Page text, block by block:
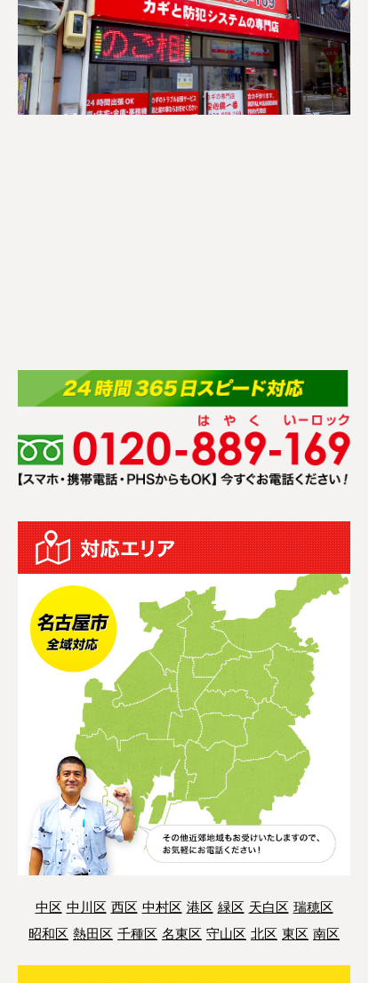
中区 中川区 西区 中村区 港区 緑区 天白区 瑞穂区
昭和区 熱田区 千種区 名東区 守山区 北区 東区 南区